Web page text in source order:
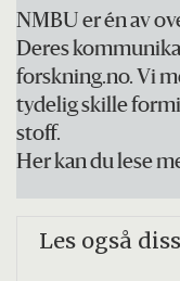
NMBU er én av
Deres
forskning.no. Vi
tydelig skille
stoff.
Her kan du lese
Les også